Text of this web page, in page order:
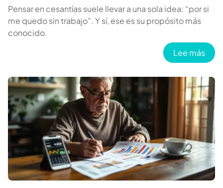
Pensar en cesantías suele llevar a una sola idea: “por si
me quedo sin trabajo”. Y sí, ese es su propósito más
conocido.
Lee más